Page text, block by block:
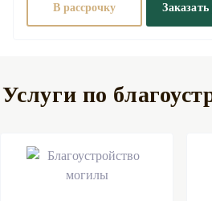
В рассрочку Заказать
Услуги по